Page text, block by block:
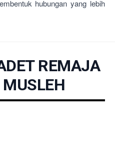
hubungan yang lebih
REMAJA